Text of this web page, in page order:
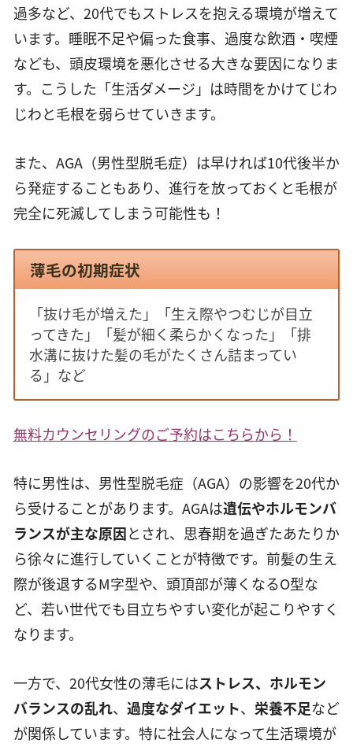
過多など、20代でもストレスを抱える環境が増えて
います。睡眠不足や偏った食事、過度な飲酒・喫煙
なども、頭皮環境を悪化させる大きな要因になりま
す。こうした「生活ダメージ」は時間をかけてじわ
じわと毛根を弱らせていきます。
また、AGA（男性型脱毛症）は早ければ10代後半か
ら発症することもあり、進行を放っておくと毛根が
完全に死滅してしまう可能性も！
薄毛の初期症状
「抜け毛が増えた」「生え際やつむじが目立
ってきた」「髪が細く柔らかくなった」「排
水溝に抜けた髪の毛がたくさん詰まってい
る」など
無料カウンセリングのご予約はこちらから！
特に男性は、男性型脱毛症（AGA）の影響を20代か
ら受けることがあります。AGAは遺伝やホルモンバ
ランスが主な原因とされ、思春期を過ぎたあたりか
ら徐々に進行していくことが特徴です。前髪の生え
際が後退するM字型や、頭頂部が薄くなるO型な
ど、若い世代でも目立ちやすい変化が起こりやすく
なります。
一方で、20代女性の薄毛にはストレス、ホルモン
バランスの乱れ、 過度なダイエット、 栄養不足など
が関係しています。特に社会人になって生活環境が